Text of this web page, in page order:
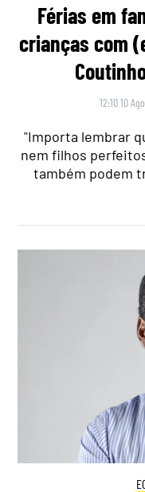
Férias em
crianças com
12:10 10
"Importa lembrar
nem filhos
também podem